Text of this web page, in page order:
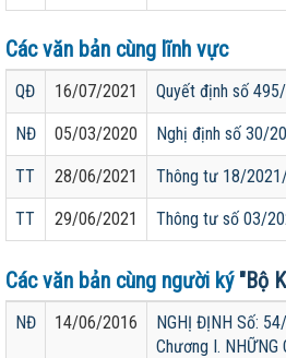
Các văn bản cùng lĩnh vực
QĐ 16/07/2021 Quyết định số
NĐ 05/03/2020 Nghị định số 30/
TT 28/06/2021 Thông tư 18/
TT 29/06/2021 Thông tư số 03/
Các văn bản cùng người ký "Bộ
NĐ 14/06/2016
NGHỊ ĐỊNH Số:
Chương I. NHỮNG